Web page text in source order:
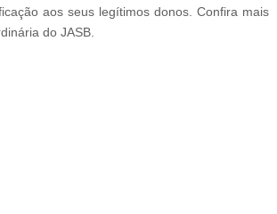
aos seus legítimos donos. Confira mais
do JASB.